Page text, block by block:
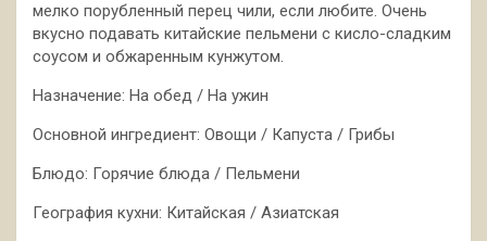
мелко порубленный перец чили, если любите. Очень
вкусно подавать китайские пельмени с кисло-сладким
соусом и обжаренным кунжутом.
Назначение: На обед / На ужин
Основной ингредиент: Овощи / Капуста / Грибы
Блюдо: Горячие блюда / Пельмени
География кухни: Китайская / Азиатская